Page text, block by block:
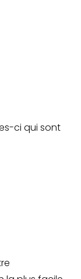
ci qui sont